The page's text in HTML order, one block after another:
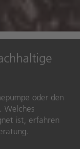
oder den
Welches
ist, erfahren